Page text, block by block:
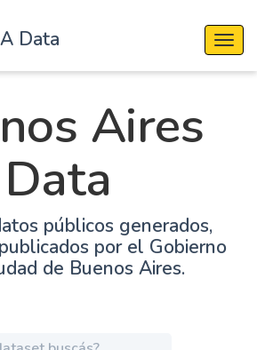
Data
Aires
Data
públicos generados,
por el Gobierno
de Buenos Aires.